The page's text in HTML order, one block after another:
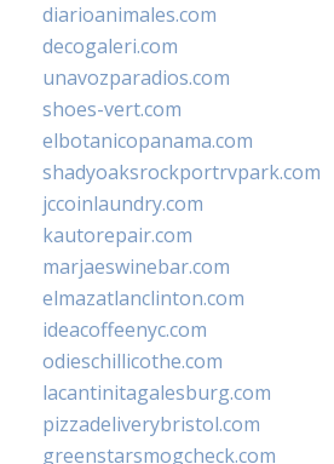
diarioanimales.com
decogaleri.com
unavozparadios.com
shoes-vert.com
elbotanicopanama.com
shadyoaksrockportrvpark.com
jccoinlaundry.com
kautorepair.com
marjaeswinebar.com
elmazatlanclinton.com
ideacoffeenyc.com
odieschillicothe.com
lacantinitagalesburg.com
pizzadeliverybristol.com
greenstarsmogcheck.com